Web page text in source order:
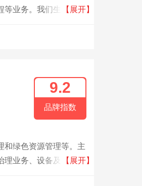
等业务。我们生产的污
【展开】
9.2
品牌指数
和绿色资源管理等。主
理业务、设备及技术服
【展开】